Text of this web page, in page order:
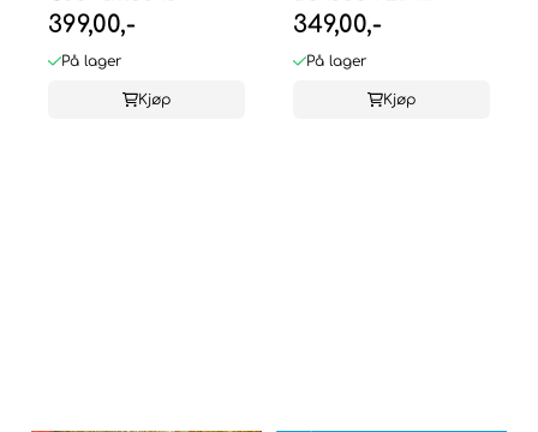
399,00,-
På lager
Kjøp
Vatnar Nilsen
349,00,-
På lager
Kjøp